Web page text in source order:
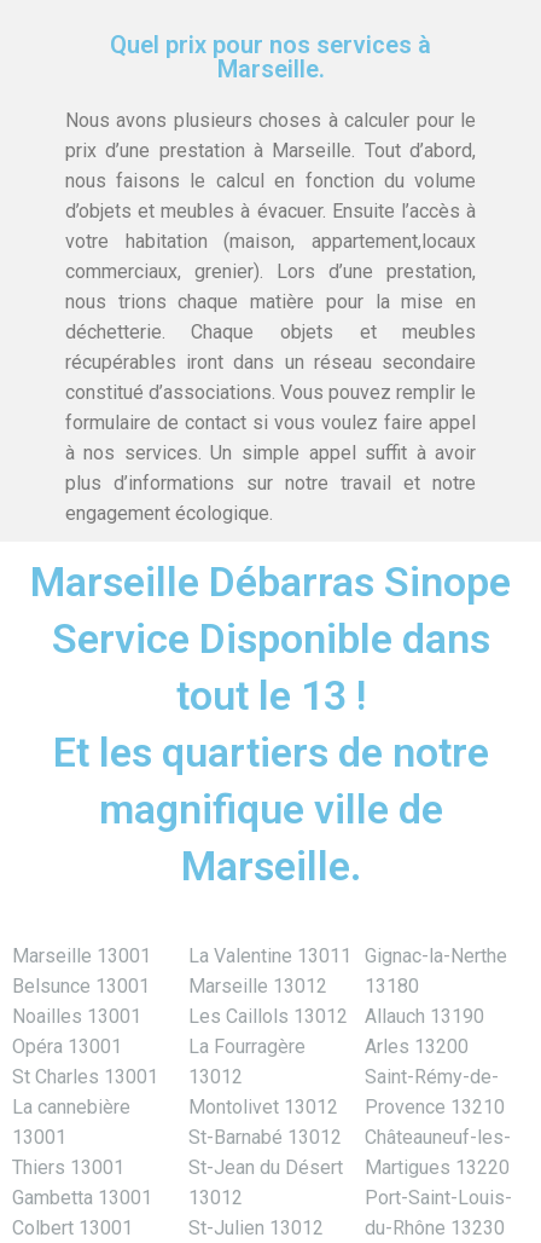
Quel prix pour nos services à
Marseille.
Nous avons plusieurs choses à calculer pour le
prix d’une prestation à Marseille. Tout d’abord,
nous faisons le calcul en fonction du volume
d’objets et meubles à évacuer. Ensuite l’accès à
votre habitation (maison, appartement,locaux
commerciaux, grenier). Lors d’une prestation,
nous trions chaque matière pour la mise en
déchetterie. Chaque objets et meubles
récupérables iront dans un réseau secondaire
constitué d’associations. Vous pouvez remplir le
formulaire de contact si vous voulez faire appel
à nos services. Un simple appel suffit à avoir
plus d’informations sur notre travail et notre
engagement écologique.
Marseille Débarras Sinope
Service Disponible dans
tout le 13 !
Et les quartiers de notre
magnifique ville de
Marseille.
Marseille 13001
Belsunce 13001
Noailles 13001
Opéra 13001
St Charles 13001
La cannebière
13001
Thiers 13001
Gambetta 13001
Colbert 13001
La Valentine 13011
Marseille 13012
Les Caillols 13012
La Fourragère
13012
Montolivet 13012
St-Barnabé 13012
St-Jean du Désert
13012
St-Julien 13012
Gignac-la-Nerthe
13180
Allauch 13190
Arles 13200
Saint-Rémy-de-
Provence 13210
Châteauneuf-les-
Martigues 13220
Port-Saint-Louis-
du-Rhône 13230